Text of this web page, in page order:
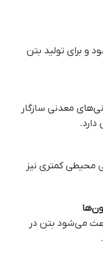
و برای تولید بتن
معدنی سازگار
محیطی کمتری نیز
می‌شود بتن در